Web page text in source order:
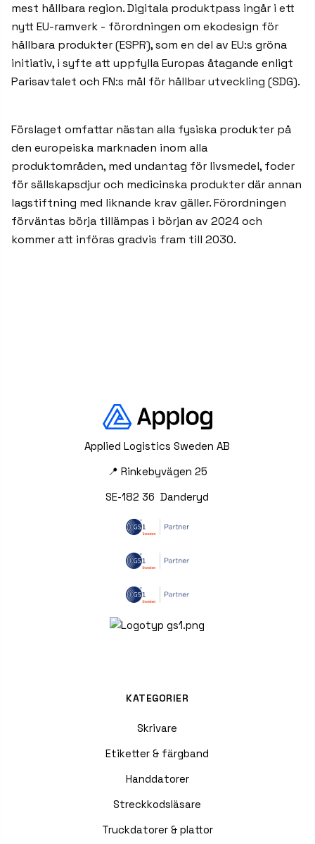
mest hållbara region. Digitala produktpass ingår i ett
nytt EU-ramverk - förordningen om ekodesign för
hållbara produkter (ESPR), som en del av EU:s gröna
initiativ, i syfte att uppfylla Europas åtagande enligt
Parisavtalet och FN:s mål för hållbar utveckling (SDG).
Förslaget omfattar nästan alla fysiska produkter på
den europeiska marknaden inom alla
produktområden, med undantag för livsmedel, foder
för sällskapsdjur och medicinska produkter där annan
lagstiftning med liknande krav gäller. Förordningen
förväntas börja tillämpas i början av 2024 och
kommer att införas gradvis fram till 2030.
Applied Logistics Sweden AB
📍 Rinkebyvägen 25
SE-182 36 Danderyd
KATEGORIER
Skrivare
Etiketter & färgband
Handdatorer
Streckkodsläsare
Truckdatorer & plattor